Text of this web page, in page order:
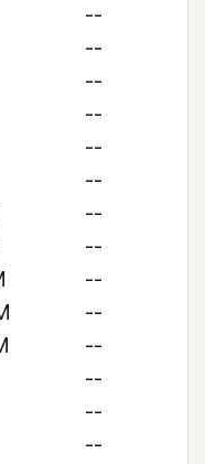
--
--
--
--
--
--
--
--
--
--
--
--
--
--